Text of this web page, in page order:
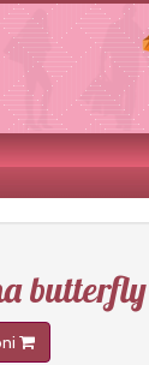
butterfly